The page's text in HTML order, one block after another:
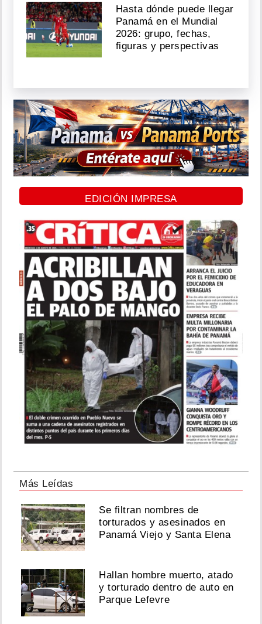
Hasta dónde puede llegar
Panamá en el Mundial
2026: grupo, fechas,
figuras y perspectivas
EDICIÓN IMPRESA
Más Leídas
Se filtran nombres de
torturados y asesinados en
Panamá Viejo y Santa Elena
Hallan hombre muerto, atado
y torturado dentro de auto en
Parque Lefevre